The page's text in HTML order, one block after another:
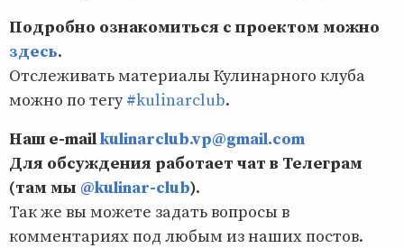
Подробно ознакомиться с проектом можно
здесь.
Отслеживать материалы Кулинарного клуба
можно по тегу#kulinarclub.
Наш e-mailkulinarclub.vp@gmail.com
Для обсуждения работает чат в Телеграм
(там мы @kulinar-club).
Так же вы можете задать вопросы в
комментариях под любым из наших постов.